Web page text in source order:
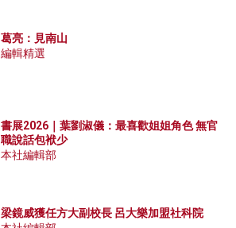
葛亮：見南山
編輯精選
書展2026｜葉劉淑儀：最喜歡姐姐角色 無官
職說話包袱少
本社編輯部
梁鏡威獲任方大副校長 呂大樂加盟社科院